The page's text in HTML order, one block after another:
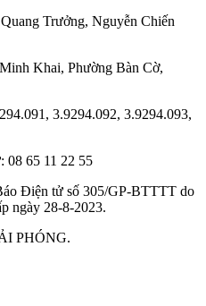
Trưởng, Nguyễn Chiến
Khai, Phường Bàn Cờ,
3.9294.092, 3.9294.093,
: 08 65 11 22 55
Điện tử số 305/GP-BTTTT do
ngày 28-8-2023.
PHÓNG.